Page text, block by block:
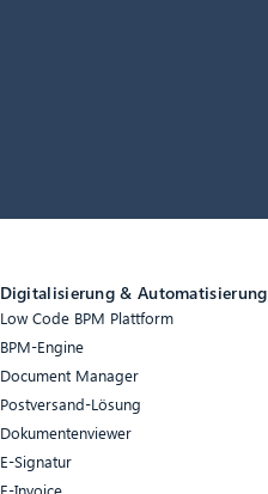
Digitalisierung & Automatisierung
Low Code BPM Plattform
BPM-Engine
Document Manager
Postversand-Lösung
Dokumentenviewer
E-Signatur